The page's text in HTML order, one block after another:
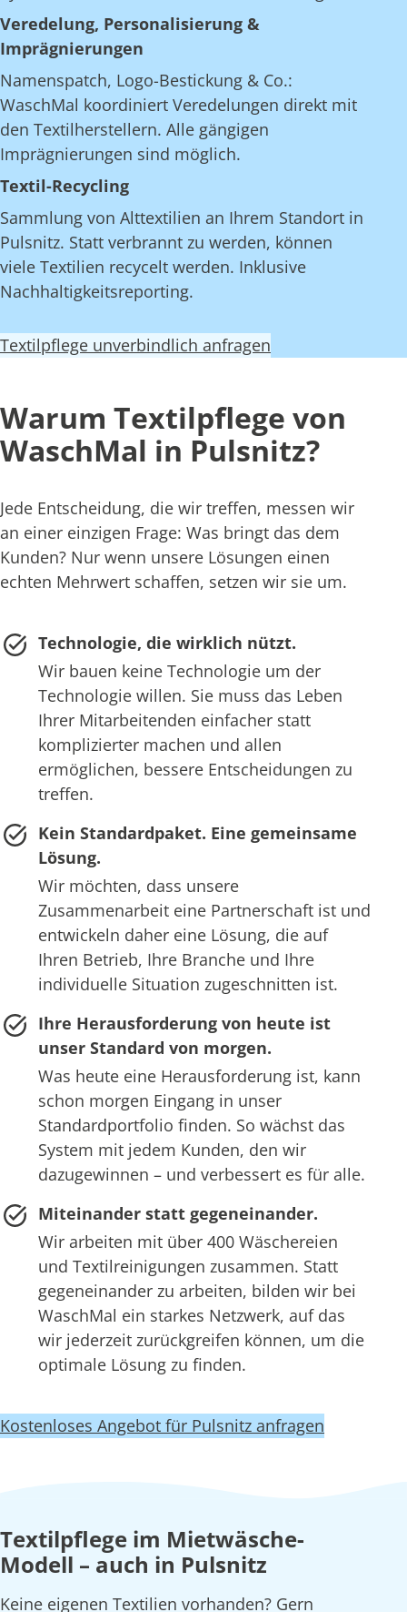
Veredelung, Personalisierung &
Imprägnierungen
Namenspatch, Logo-Bestickung & Co.:
WaschMal koordiniert Veredelungen direkt mit
den Textilherstellern. Alle gängigen
Imprägnierungen sind möglich.
Textil-Recycling
Sammlung von Alttextilien an Ihrem Standort in
Pulsnitz. Statt verbrannt zu werden, können
viele Textilien recycelt werden. Inklusive
Nachhaltigkeitsreporting.
Textilpflege unverbindlich anfragen
Warum Textilpflege von
WaschMal in Pulsnitz?
Jede Entscheidung, die wir treffen, messen wir
an einer einzigen Frage: Was bringt das dem
Kunden? Nur wenn unsere Lösungen einen
echten Mehrwert schaffen, setzen wir sie um.
Technologie, die wirklich nützt.
Wir bauen keine Technologie um der
Technologie willen. Sie muss das Leben
Ihrer Mitarbeitenden einfacher statt
komplizierter machen und allen
ermöglichen, bessere Entscheidungen zu
treffen.
Kein Standardpaket. Eine gemeinsame
Lösung.
Wir möchten, dass unsere
Zusammenarbeit eine Partnerschaft ist und
entwickeln daher eine Lösung, die auf
Ihren Betrieb, Ihre Branche und Ihre
individuelle Situation zugeschnitten ist.
Ihre Herausforderung von heute ist
unser Standard von morgen.
Was heute eine Herausforderung ist, kann
schon morgen Eingang in unser
Standardportfolio finden. So wächst das
System mit jedem Kunden, den wir
dazugewinnen – und verbessert es für alle.
Miteinander statt gegeneinander.
Wir arbeiten mit über 400 Wäschereien
und Textilreinigungen zusammen. Statt
gegeneinander zu arbeiten, bilden wir bei
WaschMal ein starkes Netzwerk, auf das
wir jederzeit zurückgreifen können, um die
optimale Lösung zu finden.
Kostenloses Angebot für Pulsnitz anfragen
Textilpflege im Mietwäsche-
Modell – auch in Pulsnitz
Keine eigenen Textilien vorhanden? Gern